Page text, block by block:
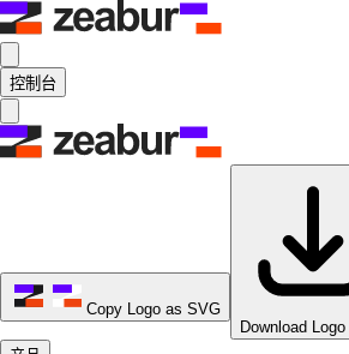
控制台
Copy Logo as SVG
Download